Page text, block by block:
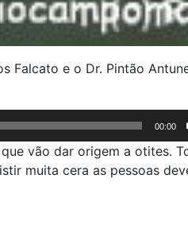
Falcato e o Dr. Pintão
00:00
vão dar origem a otites.
muita cera as pessoas